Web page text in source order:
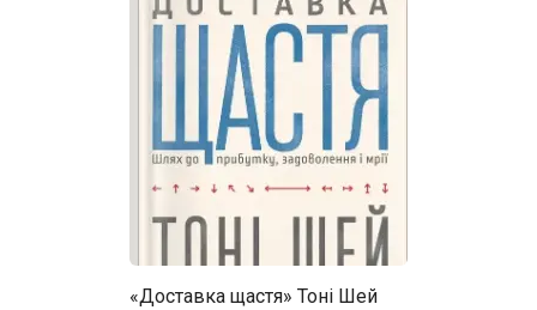
«Доставка щастя» Тоні Шей